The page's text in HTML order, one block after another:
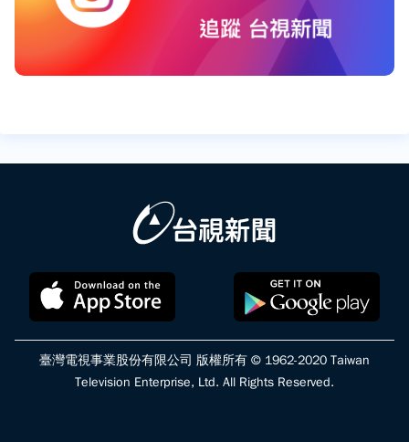
臺灣電視事業股份有限公司 版權所有 © 1962-2020 Taiwan
Television Enterprise, Ltd. All Rights Reserved.